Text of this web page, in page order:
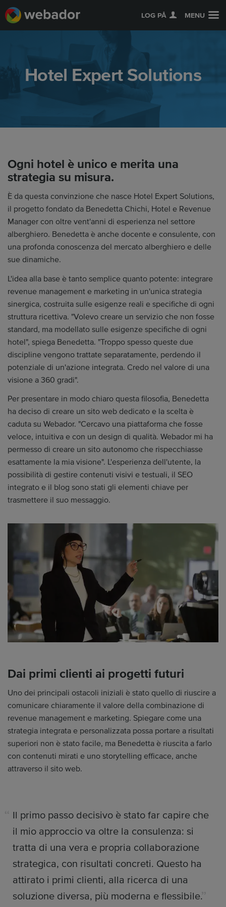
LOG PÅ MENU
Hotel Expert Solutions
Ogni hotel è unico e merita una
strategia su misura.
È da questa convinzione che nasce Hotel Expert Solutions,
il progetto fondato da Benedetta Chichi, Hotel e Revenue
Manager con oltre vent'anni di esperienza nel settore
alberghiero. Benedetta è anche docente e consulente, con
una profonda conoscenza del mercato alberghiero e delle
sue dinamiche.
L'idea alla base è tanto semplice quanto potente: integrare
revenue management e marketing in un'unica strategia
sinergica, costruita sulle esigenze reali e specifiche di ogni
struttura ricettiva. "Volevo creare un servizio che non fosse
standard, ma modellato sulle esigenze specifiche di ogni
hotel", spiega Benedetta. "Troppo spesso queste due
discipline vengono trattate separatamente, perdendo il
potenziale di un'azione integrata. Credo nel valore di una
visione a 360 gradi".
Per presentare in modo chiaro questa filosofia, Benedetta
ha deciso di creare un sito web dedicato e la scelta è
caduta su Webador. "Cercavo una piattaforma che fosse
veloce, intuitiva e con un design di qualità. Webador mi ha
permesso di creare un sito autonomo che rispecchiasse
esattamente la mia visione". L'esperienza dell'utente, la
possibilità di gestire contenuti visivi e testuali, il SEO
integrato e il blog sono stati gli elementi chiave per
trasmettere il suo messaggio.
Dai primi clienti ai progetti futuri
Uno dei principali ostacoli iniziali è stato quello di riuscire a
comunicare chiaramente il valore della combinazione di
revenue management e marketing. Spiegare come una
strategia integrata e personalizzata possa portare a risultati
superiori non è stato facile, ma Benedetta è riuscita a farlo
con contenuti mirati e uno storytelling efficace, anche
attraverso il sito web.
Il primo passo decisivo è stato far capire che
il mio approccio va oltre la consulenza: si
tratta di una vera e propria collaborazione
strategica, con risultati concreti. Questo ha
attirato i primi clienti, alla ricerca di una
soluzione diversa, più moderna e flessibile.